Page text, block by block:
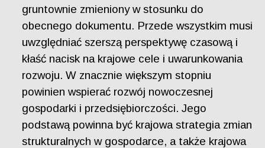
gruntownie zmieniony w stosunku do
obecnego dokumentu. Przede wszystkim musi
uwzględniać szerszą perspektywę czasową i
kłaść nacisk na krajowe cele i uwarunkowania
rozwoju. W znacznie większym stopniu
powinien wspierać rozwój nowoczesnej
gospodarki i przedsiębiorczości. Jego
podstawą powinna być krajowa strategia zmian
strukturalnych w gospodarce, a także krajowa